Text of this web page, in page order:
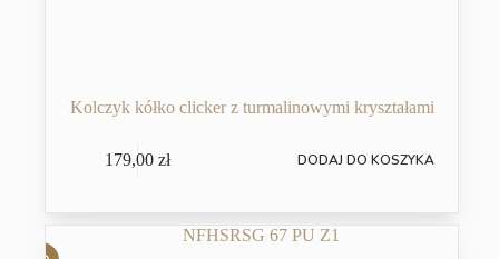
Kolczyk kółko clicker z turmalinowymi kryształami
179,00zł DODAJ DO KOSZYKA